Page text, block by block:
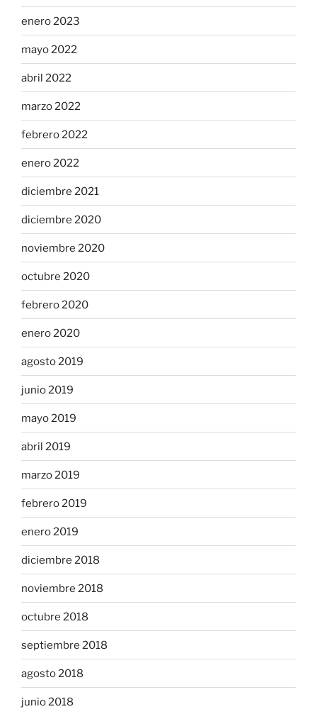
enero 2023
mayo 2022
abril 2022
marzo 2022
febrero 2022
enero 2022
diciembre 2021
diciembre 2020
noviembre 2020
octubre 2020
febrero 2020
enero 2020
agosto 2019
junio 2019
mayo 2019
abril 2019
marzo 2019
febrero 2019
enero 2019
diciembre 2018
noviembre 2018
octubre 2018
septiembre 2018
agosto 2018
junio 2018